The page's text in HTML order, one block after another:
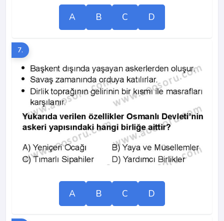
A B C D
7.
A B C D